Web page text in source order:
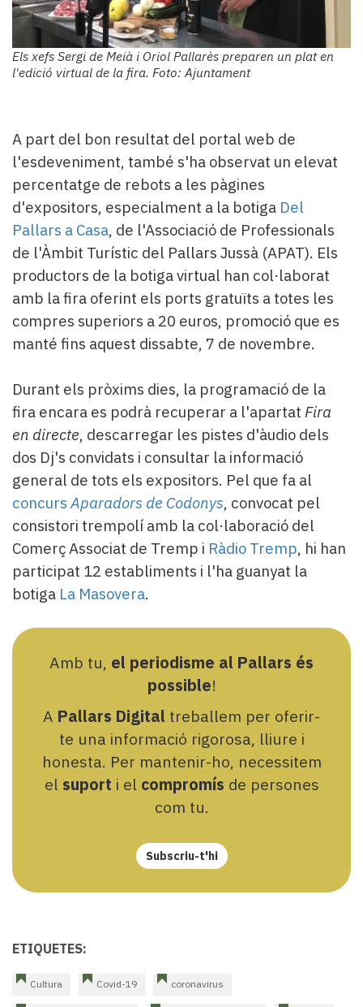
Els xefs Sergi de Meià i Oriol Pallarès preparen un plat en
l'edició virtual de la fira. Foto: Ajuntament
A part del bon resultat del portal web de
l'esdeveniment, també s'ha observat un elevat
percentatge de rebots a les pàgines
d'expositors, especialment a la botiga Del
Pallars a Casa, de l'Associació de Professionals
de l'Àmbit Turístic del Pallars Jussà (APAT). Els
productors de la botiga virtual han col·laborat
amb la fira oferint els ports gratuïts a totes les
compres superiors a 20 euros, promoció que es
manté fins aquest dissabte, 7 de novembre.
Durant els pròxims dies, la programació de la
fira encara es podrà recuperar a l'apartat Fira
en directe, descarregar les pistes d'àudio dels
dos Dj's convidats i consultar la informació
general de tots els expositors. Pel que fa al
concurs Aparadors de Codonys, convocat pel
consistori trempolí amb la col·laboració del
Comerç Associat de Tremp i Ràdio Tremp, hi han
participat 12 establiments i l'ha guanyat la
botiga La Masovera.
Amb tu, el periodisme al Pallars és
possible!
A Pallars Digital treballem per oferir-
te una informació rigorosa, lliure i
honesta. Per mantenir-ho, necessitem
el suport i el compromís de persones
com tu.
Subscriu-t'hi
ETIQUETES:
Cultura Covid-19 coronavirus